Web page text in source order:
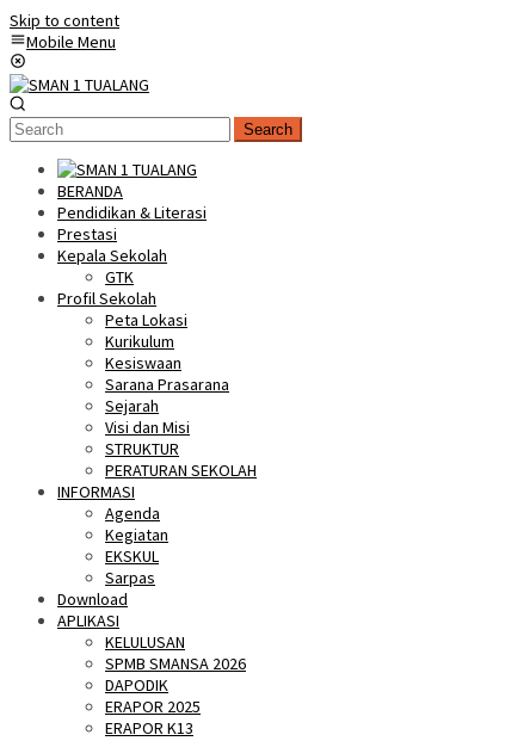
Skip to content
Mobile Menu
Search
BERANDA
Pendidikan & Literasi
Prestasi
Kepala Sekolah
GTK
Profil Sekolah
Peta Lokasi
Kurikulum
Kesiswaan
Sarana Prasarana
Sejarah
Visi dan Misi
STRUKTUR
PERATURAN SEKOLAH
INFORMASI
Agenda
Kegiatan
EKSKUL
Sarpas
Download
APLIKASI
KELULUSAN
SPMB SMANSA 2026
DAPODIK
ERAPOR 2025
ERAPOR K13